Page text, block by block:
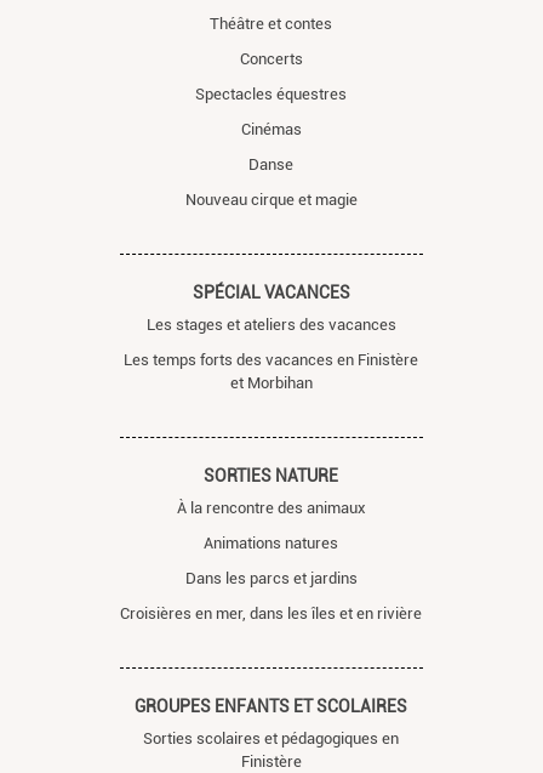
Théâtre et contes
Concerts
Spectacles équestres
Cinémas
Danse
Nouveau cirque et magie
SPÉCIAL VACANCES
Les stages et ateliers des vacances
Les temps forts des vacances en Finistère
et Morbihan
SORTIES NATURE
À la rencontre des animaux
Animations natures
Dans les parcs et jardins
Croisières en mer, dans les îles et en rivière
GROUPES ENFANTS ET SCOLAIRES
Sorties scolaires et pédagogiques en
Finistère